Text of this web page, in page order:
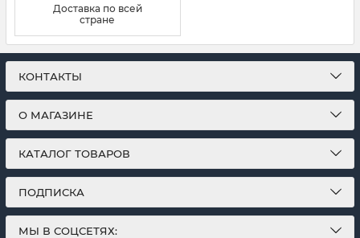
Доставка по всей
стране
КОНТАКТЫ
О МАГАЗИНЕ
КАТАЛОГ ТОВАРОВ
ПОДПИСКА
МЫ В СОЦСЕТЯХ: